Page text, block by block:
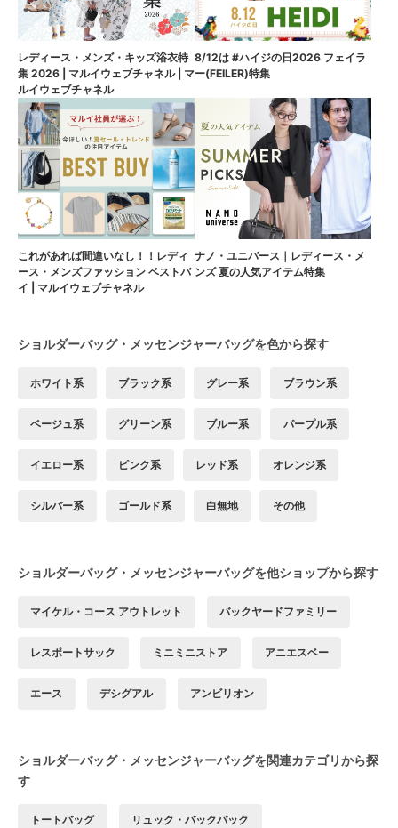
レディース・メンズ・キッズ浴衣特
集 2026 | マルイウェブチャネル | マ
ルイウェブチャネル
8/12は #ハイジの日2026 フェイラ
ー(FEILER)特集
これがあれば間違いなし！！レディ
ース・メンズファッション ベストバ
イ | マルイウェブチャネル
ナノ・ユニバース｜レディース・メ
ンズ 夏の人気アイテム特集
ショルダーバッグ・メッセンジャーバッグを色から探す
ホワイト系 ブラック系 グレー系 ブラウン系
ベージュ系 グリーン系 ブルー系 パープル系
イエロー系 ピンク系 レッド系 オレンジ系
シルバー系 ゴールド系 白無地 その他
ショルダーバッグ・メッセンジャーバッグを他ショップから探す
マイケル・コース アウトレット バックヤードファミリー
レスポートサック ミニミニストア アニエスベー
エース デシグアル アンビリオン
ショルダーバッグ・メッセンジャーバッグを関連カテゴリから探
す
トートバッグ リュック・バックパック